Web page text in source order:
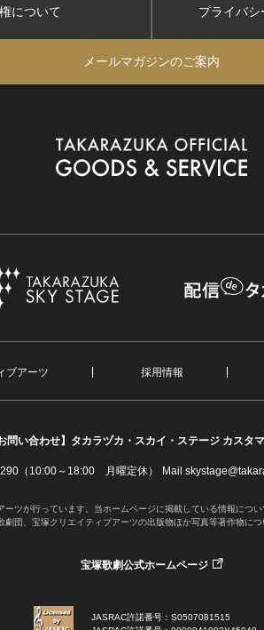
について プライバシ
メールマガジンのご案内
ブアーツ 採用情報
問い合わせ】 タカラヅカ・スカイ・ステージ カスタ
（10:00～18:00 月曜定休） Mail
ツが行っています。当ホームページに掲載している情報につ
劇団、宝塚クリエイティブアーツの出版物ほか写真等著作物に
宝塚歌劇公式ホームページ
JASRAC許諾番号：S0507081515